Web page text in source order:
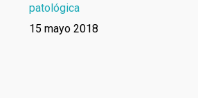
patológica
15 mayo 2018